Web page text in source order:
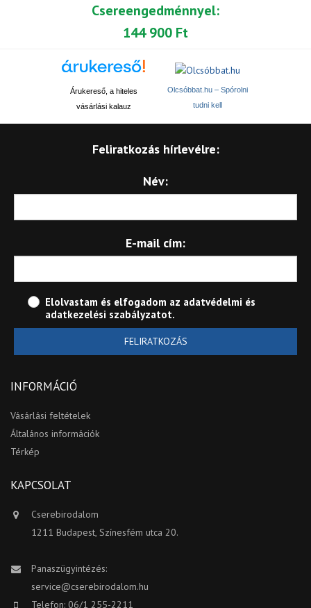
Csereengedménnyel:
144 900 Ft
Árukereső, a hiteles
vásárlási kalauz
Olcsóbbat.hu – Spórolni
tudni kell
Feliratkozás hírlevélre:
Név:
E-mail cím:
Elolvastam és elfogadom az adatvédelmi és
adatkezelési szabályzatot.
FELIRATKOZÁS
INFORMÁCIÓ
Vásárlási feltételek
Általános információk
Térkép
KAPCSOLAT
Cserebirodalom
1211 Budapest, Színesfém utca 20.
Panaszügyintézés:
service@cserebirodalom.hu
Telefon: 06/1 255-2211